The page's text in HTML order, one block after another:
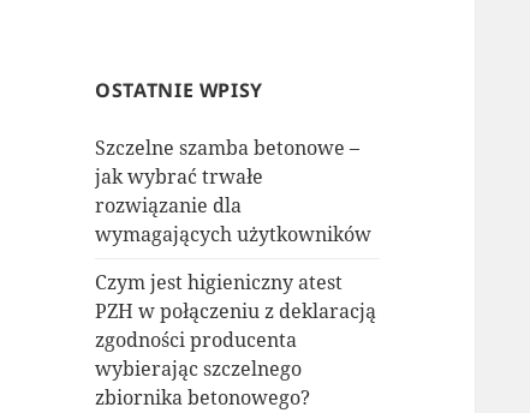
OSTATNIE WPISY
Szczelne szamba betonowe –
jak wybrać trwałe
rozwiązanie dla
wymagających użytkowników
Czym jest higieniczny atest
PZH w połączeniu z deklaracją
zgodności producenta
wybierając szczelnego
zbiornika betonowego?